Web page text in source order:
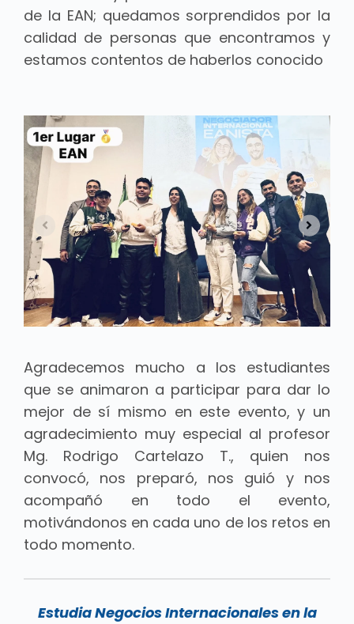
de la EAN; quedamos sorprendidos por la
calidad de personas que encontramos y
estamos contentos de haberlos conocido
Agradecemos mucho a los estudiantes
que se animaron a participar para dar lo
mejor de sí mismo en este evento, y un
agradecimiento muy especial al profesor
Mg. Rodrigo Cartelazo T., quien nos
convocó, nos preparó, nos guió y nos
acompañó en todo el evento,
motivándonos en cada uno de los retos en
todo momento.
Estudia Negocios Internacionales en la